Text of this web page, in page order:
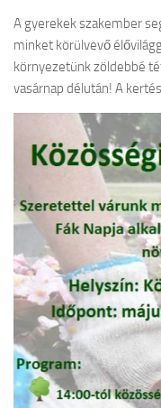
A gyerekek szakember
minket körülvevő
környezetünk zöldebbé
vasárnap délután! A